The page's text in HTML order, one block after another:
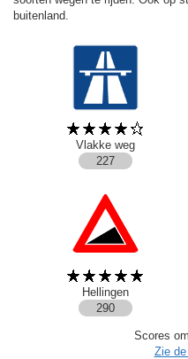
buitenland.
Vlakke weg
227
Hellingen
290
Scores
Zie